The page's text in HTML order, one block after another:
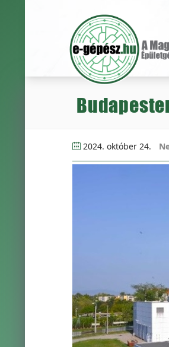
2024. október 24.